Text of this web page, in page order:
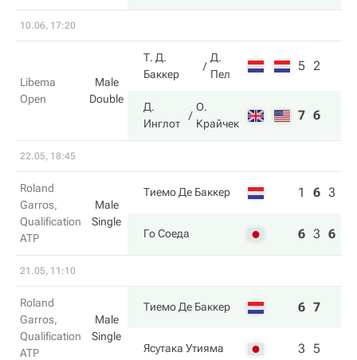
10.06, 17:20
Libema
Open
Male
Double
Т. Д.
Баккер
Д.
Пел
5 2
Д.
Инглот
О.
Крайчек
7 6
22.05, 18:45
Roland
Garros,
Qualification
ATP
Male
Single
Тиемо Де Баккер 1 6 3
Го Соеда 6 3 6
21.05, 11:10
Roland
Garros,
Qualification
ATP
Male
Single
Тиемо Де Баккер 6 7
Ясутака Утияма 3 5